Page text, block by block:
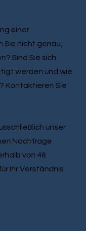
einer
Sie nicht genau,
Sind Sie sich
werden und wie
Kontaktieren Sie
unser
Nachfrage
von 48
Ihr Verständnis.